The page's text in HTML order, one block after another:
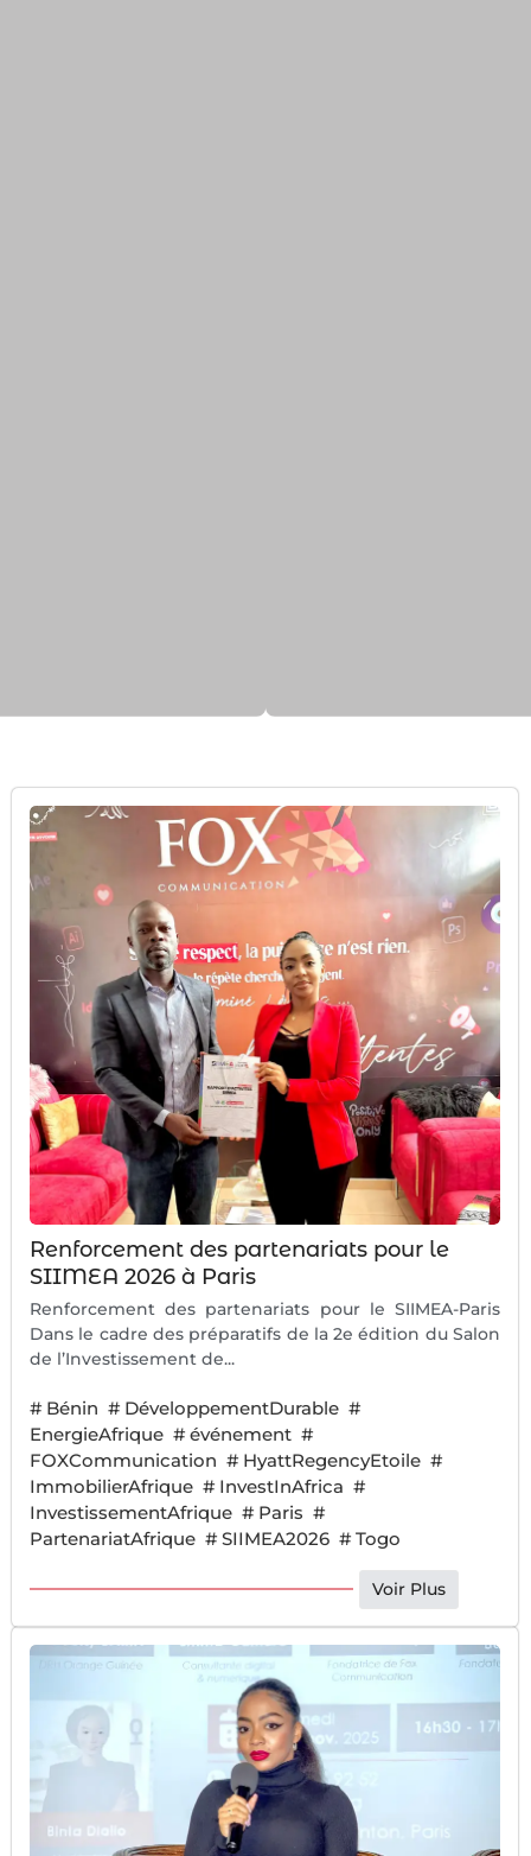
Renforcement des partenariats pour le
SIIMEA 2026 à Paris
Renforcement des partenariats pour le SIIMEA-Paris
Dans le cadre des préparatifs de la 2e édition du Salon
de l’Investissement de...
# Bénin # DéveloppementDurable #
EnergieAfrique # événement #
FOXCommunication # HyattRegencyEtoile #
ImmobilierAfrique # InvestInAfrica #
InvestissementAfrique # Paris #
PartenariatAfrique # SIIMEA2026 # Togo
Voir Plus